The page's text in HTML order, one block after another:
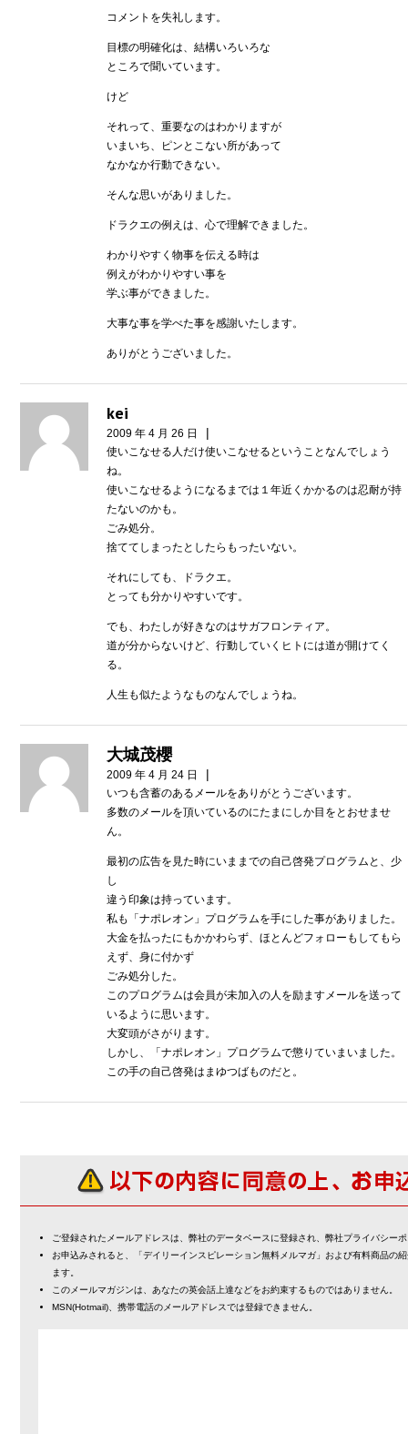
コメントを失礼します。
目標の明確化は、結構いろいろな
ところで聞いています。
けど
それって、重要なのはわかりますが
いまいち、ピンとこない所があって
なかなか行動できない。
そんな思いがありました。
ドラクエの例えは、心で理解できました。
わかりやすく物事を伝える時は
例えがわかりやすい事を
学ぶ事ができました。
大事な事を学べた事を感謝いたします。
ありがとうございました。
kei
2009 年 4 月 26 日 |
使いこなせる人だけ使いこなせるということなんでしょう
ね。
使いこなせるようになるまでは１年近くかかるのは忍耐が持
たないのかも。
ごみ処分。
捨ててしまったとしたらもったいない。
それにしても、ドラクエ。
とっても分かりやすいです。
でも、わたしが好きなのはサガフロンティア。
道が分からないけど、行動していくヒトには道が開けてく
る。
人生も似たようなものなんでしょうね。
大城茂櫻
2009 年 4 月 24 日 |
いつも含蓄のあるメールをありがとうございます。
多数のメールを頂いているのにたまにしか目をとおせませ
ん。
最初の広告を見た時にいままでの自己啓発プログラムと、少
し
違う印象は持っています。
私も「ナポレオン」プログラムを手にした事がありました。
大金を払ったにもかかわらず、ほとんどフォローもしてもら
えず、身に付かず
ごみ処分した。
このプログラムは会員が未加入の人を励ますメールを送って
いるように思います。
大変頭がさがります。
しかし、「ナポレオン」プログラムで懲りていまいました。
この手の自己啓発はまゆつばものだと。
ご登録されたメールアドレスは、弊社のデータベースに登録され、弊社プライバシー
お申込みされると、「デイリーインスピレーション無料メルマガ」および有料商品の
ます。
このメールマガジンは、あなたの英会話上達などをお約束するものではありません。
MSN(Hotmail)、携帯電話のメールアドレスでは登録できません。